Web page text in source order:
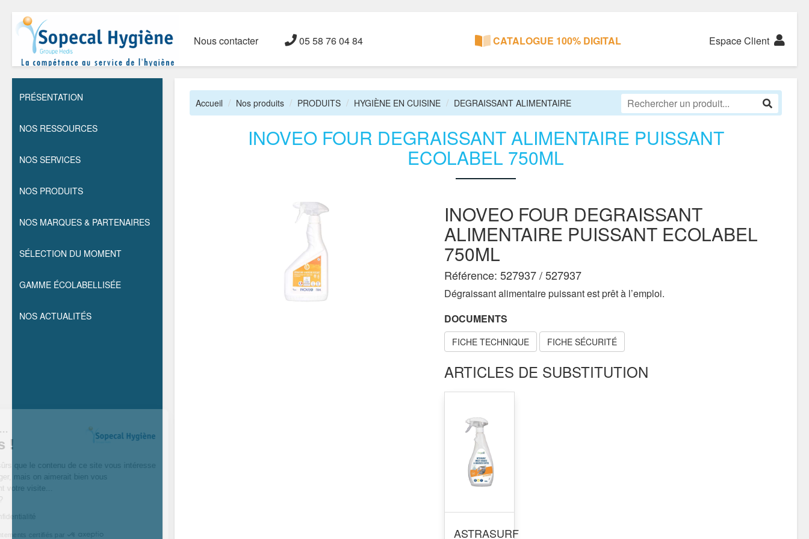
Salut c'est nous...
les cookies !
On a attendu d’être sûrs que le contenu de ce site vous intéresse
avant de vous déranger, mais on aimerait bien vous
accompagner pendant votre visite...
Lire la politique de confidentialité
Consentements certifiés par
Nous contacter 05 58 76 04 84 CATALOGUE 100% DIGITAL Espace Client
PRÉSENTATION
NOS RESSOURCES
NOS SERVICES
NOS PRODUITS
NOS MARQUES & PARTENAIRES
SÉLECTION DU MOMENT
GAMME ÉCOLABELLISÉE
NOS ACTUALITÉS
Accueil Nos produits PRODUITS HYGIÈNE EN CUISINE DEGRAISSANT ALIMENTAIRE
INOVEO FOUR DEGRAISSANT ALIMENTAIRE PUISSANT
ECOLABEL 750ML
INOVEO FOUR DEGRAISSANT
ALIMENTAIRE PUISSANT ECOLABEL
750ML
Référence: 527937 / 527937
Dégraissant alimentaire puissant est prêt à l’emploi.
DOCUMENTS
FICHE TECHNIQUE FICHE SÉCURITÉ
ARTICLES DE SUBSTITUTION
ASTRASURF